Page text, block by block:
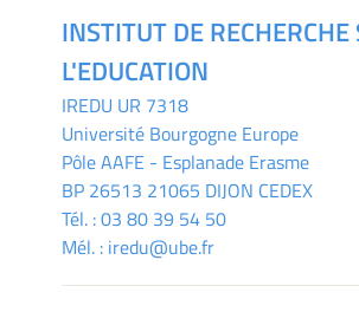
INSTITUT DE RECHERCHE
L'EDUCATION
IREDU UR 7318
Université Bourgogne Europe
Pôle AAFE - Esplanade Erasme
BP 26513 21065 DIJON CEDEX
Tél. :03 80 39 54 50
Mél. : iredu@ube.fr